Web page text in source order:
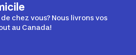
chez vous? Nous livrons vos
au Canada!